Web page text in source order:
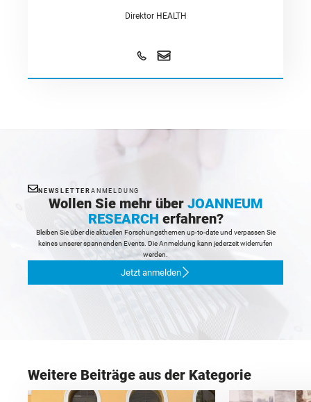
Direktor HEALTH
NEWSLETTER ANMELDUNG
Wollen Sie mehr über JOANNEUM
RESEARCH erfahren?
Bleiben Sie über die aktuellen Forschungsthemen up-to-date und verpassen Sie
keines unserer spannenden Events. Die Anmeldung kann jederzeit widerrufen
werden.
Jetzt anmelden
Weitere Beiträge aus der Kategorie